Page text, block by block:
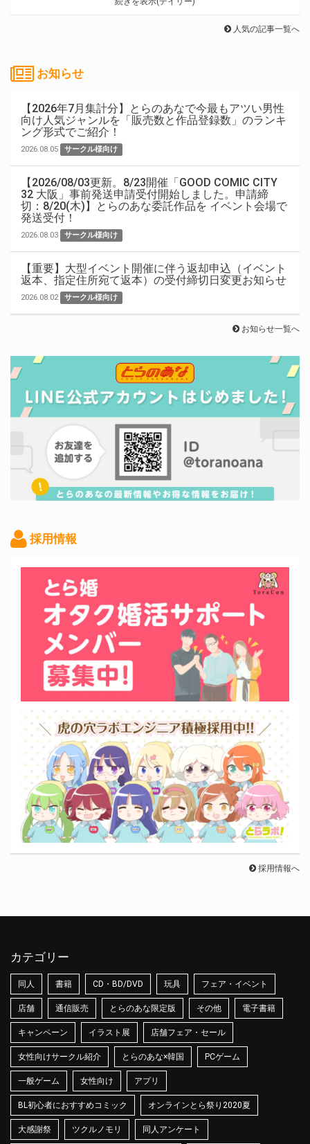
人気の記事一覧へ
お知らせ
【2026年7月集計分】とらのあなで今最もアツい男性
向け人気ジャンルを「販売数と作品登録数」のランキ
ング形式でご紹介！
2026.08.05 サークル様向け
【2026/08/03更新。8/23開催「GOOD COMIC CITY
32 大阪」事前発送申請受付開始しました。申請締
切：8/20(木)】とらのあな委託作品を イベント会場で
発送受付！
2026.08.03 サークル様向け
【重要】大型イベント開催に伴う返却申込（イベント
返本、指定住所宛て返本）の受付締切日変更お知らせ
2026.08.02 サークル様向け
お知らせ一覧へ
採用情報
採用情報へ
カテゴリー
同人 書籍 CD・BD/DVD 玩具 フェア・イベント
店舗 通信販売 とらのあな限定版 その他 電子書籍
キャンペーン イラスト展 店舗フェア・セール
女性向けサークル紹介 とらのあな×韓国 PCゲーム
一般ゲーム 女性向け アプリ
BL初心者におすすめコミック オンラインとら祭り2020夏
大感謝祭 ツクルノモリ 同人アンケート